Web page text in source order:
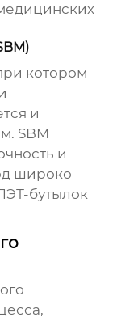
котором
и
SBM
и
широко
бутылок